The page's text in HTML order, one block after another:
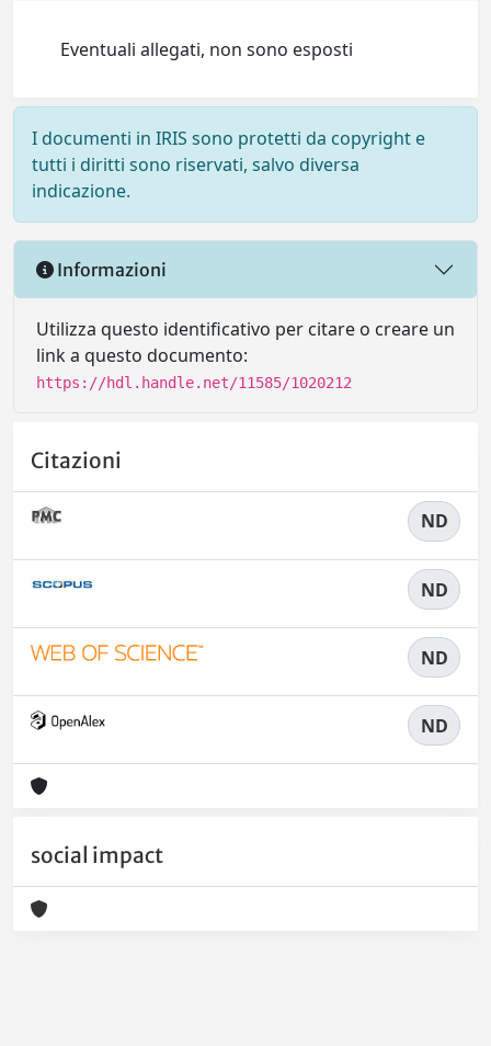
Eventuali allegati, non sono esposti
I documenti in IRIS sono protetti da copyright e
tutti i diritti sono riservati, salvo diversa
indicazione.
Informazioni
Utilizza questo identificativo per citare o creare un
link a questo documento:
https://hdl.handle.net/11585/1020212
Citazioni
ND
ND
ND
ND
social impact